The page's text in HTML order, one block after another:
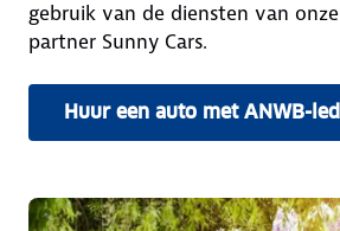
gebruik van de diensten van
partner Sunny Cars.
Huur een auto met ANWB-